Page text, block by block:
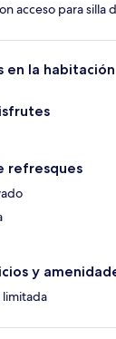
acceso para silla
en la habitación
refresques
y
limitada